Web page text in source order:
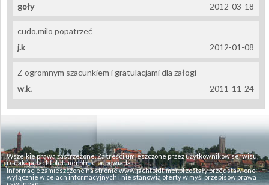
2012-03-18
goły
cudo,milo popatrzeć
2012-01-08
j.k
Z ogromnym szacunkiem i gratulacjami dla załogi
2011-11-24
w.k.
Wszelkie prawa zastrzeżone. Za treści umieszczone przez użytkowników serwisu,
redakcja Jachtoldtimer.pl nie odpowiada.
Informacje zamieszczone na stronie www.jachtoldtimer.pl zostały przedstawione
wyłącznie w celach informacyjnych i nie stanowią oferty w myśl przepisów prawa
cywilnego.